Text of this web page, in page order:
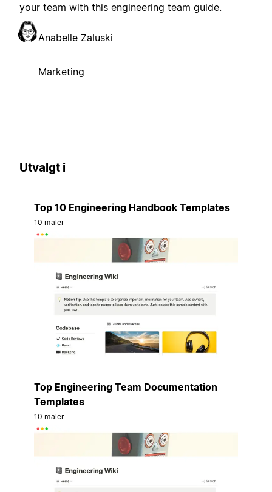
your team with this engineering team guide.
Anabelle Zaluski
Marketing
Utvalgt i
Top 10 Engineering Handbook Templates
10 maler
Top Engineering Team Documentation
Templates
10 maler